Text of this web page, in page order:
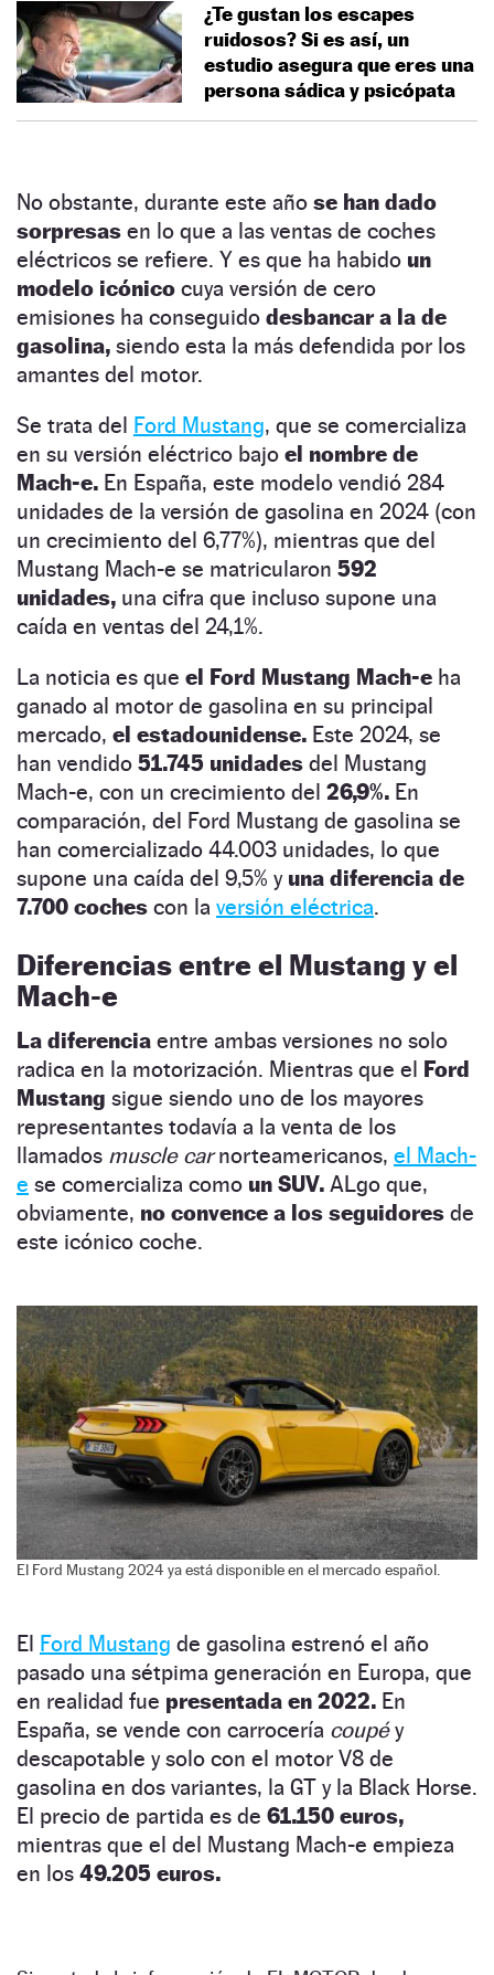
¿Te gustan los escapes
ruidosos? Si es así, un
estudio asegura que eres una
persona sádica y psicópata
No obstante, durante este año se han dado
sorpresas en lo que a las ventas de coches
eléctricos se refiere. Y es que ha habido un
modelo icónico cuya versión de cero
emisiones ha conseguido desbancar a la de
gasolina, siendo esta la más defendida por los
amantes del motor.
Se trata del Ford Mustang, que se comercializa
en su versión eléctrico bajo el nombre de
Mach-e. En España, este modelo vendió 284
unidades de la versión de gasolina en 2024 (con
un crecimiento del 6,77%), mientras que del
Mustang Mach-e se matricularon 592
unidades, una cifra que incluso supone una
caída en ventas del 24,1%.
La noticia es que el Ford Mustang Mach-e ha
ganado al motor de gasolina en su principal
mercado, el estadounidense. Este 2024, se
han vendido 51.745 unidades del Mustang
Mach-e, con un crecimiento del 26,9%. En
comparación, del Ford Mustang de gasolina se
han comercializado 44.003 unidades, lo que
supone una caída del 9,5% y una diferencia de
7.700 coches con la versión eléctrica.
Diferencias entre el Mustang y el
Mach-e
La diferencia entre ambas versiones no solo
radica en la motorización. Mientras que el Ford
Mustang sigue siendo uno de los mayores
representantes todavía a la venta de los
llamados muscle carnorteamericanos, el Mach-
e se comercializa como un SUV. ALgo que,
obviamente, no convence a los seguidores de
este icónico coche.
El Ford Mustang 2024 ya está disponible en el mercado español.
El Ford Mustang de gasolina estrenó el año
pasado una sétpima generación en Europa, que
en realidad fue presentada en 2022. En
España, se vende con carrocería coupéy
descapotable y solo con el motor V8 de
gasolina en dos variantes, la GT y la Black Horse.
El precio de partida es de 61.150 euros,
mientras que el del Mustang Mach-e empieza
en los 49.205 euros.